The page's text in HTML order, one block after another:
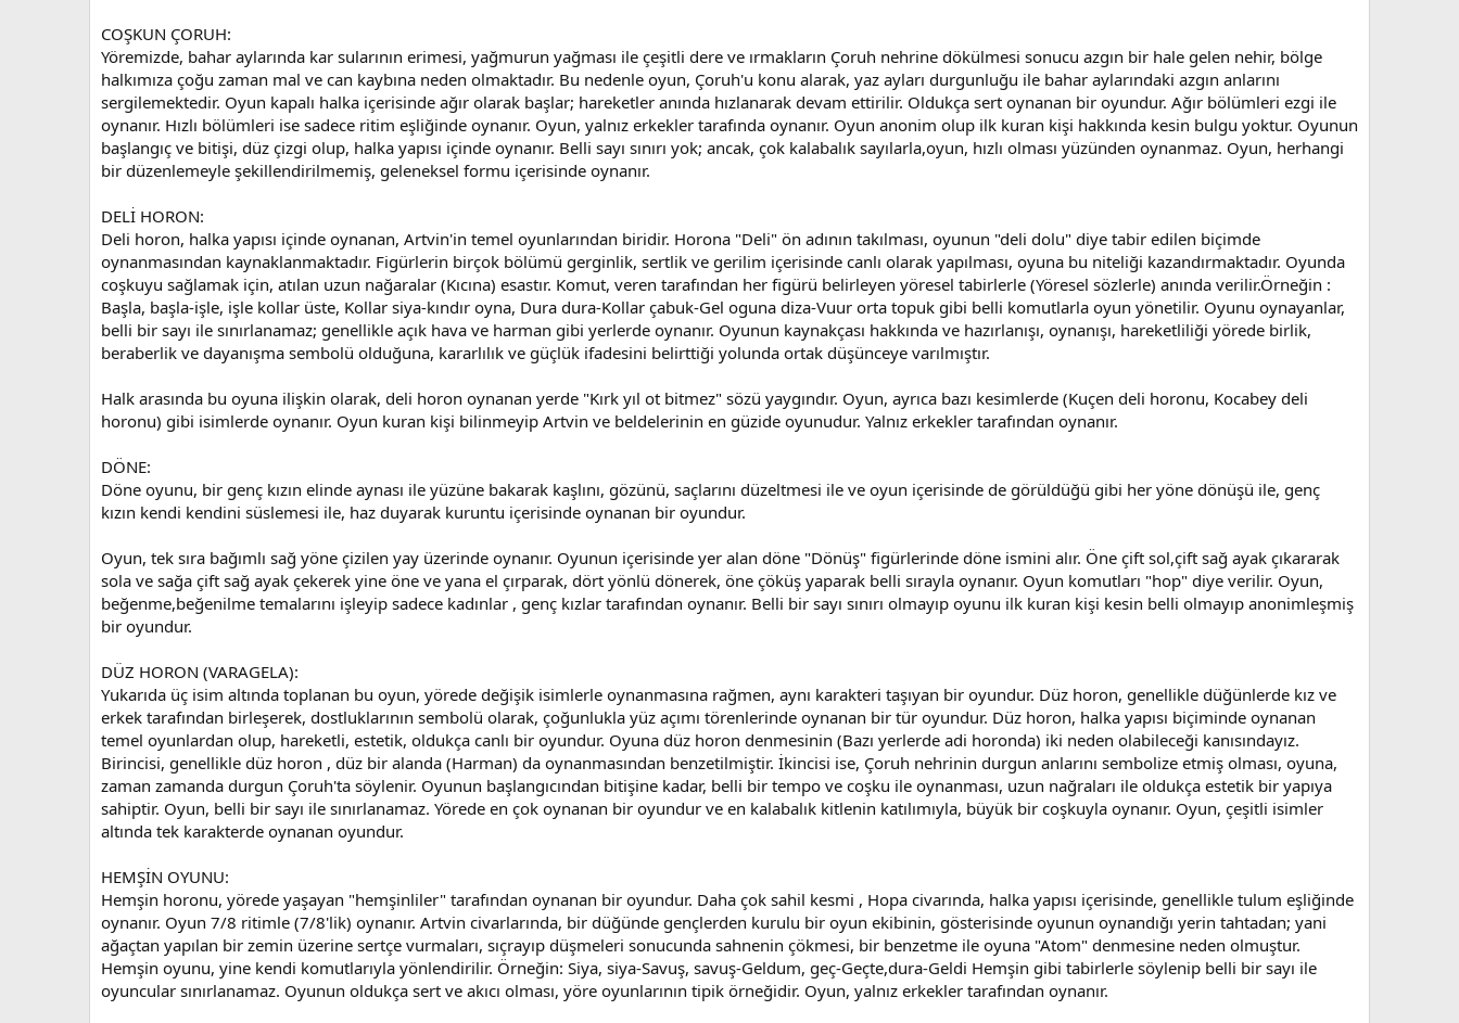
COŞKUN ÇORUH:
Yöremizde, bahar aylarında kar sularının erimesi, yağmurun yağması ile çeşitli dere ve ırmakların Çoruh nehrine dökülmesi sonucu azgın bir hale gelen nehir, bölge
halkımıza çoğu zaman mal ve can kaybına neden olmaktadır. Bu nedenle oyun, Çoruh'u konu alarak, yaz ayları durgunluğu ile bahar aylarındaki azgın anlarını
sergilemektedir. Oyun kapalı halka içerisinde ağır olarak başlar; hareketler anında hızlanarak devam ettirilir. Oldukça sert oynanan bir oyundur. Ağır bölümleri ezgi ile
oynanır. Hızlı bölümleri ise sadece ritim eşliğinde oynanır. Oyun, yalnız erkekler tarafında oynanır. Oyun anonim olup ilk kuran kişi hakkında kesin bulgu yoktur. Oyunun
başlangıç ve bitişi, düz çizgi olup, halka yapısı içinde oynanır. Belli sayı sınırı yok; ancak, çok kalabalık sayılarla,oyun, hızlı olması yüzünden oynanmaz. Oyun, herhangi
bir düzenlemeyle şekillendirilmemiş, geleneksel formu içerisinde oynanır.
DELİ HORON:
Deli horon, halka yapısı içinde oynanan, Artvin'in temel oyunlarından biridir. Horona "Deli" ön adının takılması, oyunun "deli dolu" diye tabir edilen biçimde
oynanmasından kaynaklanmaktadır. Figürlerin birçok bölümü gerginlik, sertlik ve gerilim içerisinde canlı olarak yapılması, oyuna bu niteliği kazandırmaktadır. Oyunda
coşkuyu sağlamak için, atılan uzun nağaralar (Kıcına) esastır. Komut, veren tarafından her figürü belirleyen yöresel tabirlerle (Yöresel sözlerle) anında verilir.Örneğin :
Başla, başla-işle, işle kollar üste, Kollar siya-kındır oyna, Dura dura-Kollar çabuk-Gel oguna diza-Vuur orta topuk gibi belli komutlarla oyun yönetilir. Oyunu oynayanlar,
belli bir sayı ile sınırlanamaz; genellikle açık hava ve harman gibi yerlerde oynanır. Oyunun kaynakçası hakkında ve hazırlanışı, oynanışı, hareketliliği yörede birlik,
beraberlik ve dayanışma sembolü olduğuna, kararlılık ve güçlük ifadesini belirttiği yolunda ortak düşünceye varılmıştır.
Halk arasında bu oyuna ilişkin olarak, deli horon oynanan yerde "Kırk yıl ot bitmez" sözü yaygındır. Oyun, ayrıca bazı kesimlerde (Kuçen deli horonu, Kocabey deli
horonu) gibi isimlerde oynanır. Oyun kuran kişi bilinmeyip Artvin ve beldelerinin en güzide oyunudur. Yalnız erkekler tarafından oynanır.
DÖNE:
Döne oyunu, bir genç kızın elinde aynası ile yüzüne bakarak kaşlını, gözünü, saçlarını düzeltmesi ile ve oyun içerisinde de görüldüğü gibi her yöne dönüşü ile, genç
kızın kendi kendini süslemesi ile, haz duyarak kuruntu içerisinde oynanan bir oyundur.
Oyun, tek sıra bağımlı sağ yöne çizilen yay üzerinde oynanır. Oyunun içerisinde yer alan döne "Dönüş" figürlerinde döne ismini alır. Öne çift sol,çift sağ ayak çıkararak
sola ve sağa çift sağ ayak çekerek yine öne ve yana el çırparak, dört yönlü dönerek, öne çöküş yaparak belli sırayla oynanır. Oyun komutları "hop" diye verilir. Oyun,
beğenme,beğenilme temalarını işleyip sadece kadınlar , genç kızlar tarafından oynanır. Belli bir sayı sınırı olmayıp oyunu ilk kuran kişi kesin belli olmayıp anonimleşmiş
bir oyundur.
DÜZ HORON (VARAGELA):
Yukarıda üç isim altında toplanan bu oyun, yörede değişik isimlerle oynanmasına rağmen, aynı karakteri taşıyan bir oyundur. Düz horon, genellikle düğünlerde kız ve
erkek tarafından birleşerek, dostluklarının sembolü olarak, çoğunlukla yüz açımı törenlerinde oynanan bir tür oyundur. Düz horon, halka yapısı biçiminde oynanan
temel oyunlardan olup, hareketli, estetik, oldukça canlı bir oyundur. Oyuna düz horon denmesinin (Bazı yerlerde adi horonda) iki neden olabileceği kanısındayız.
Birincisi, genellikle düz horon , düz bir alanda (Harman) da oynanmasından benzetilmiştir. İkincisi ise, Çoruh nehrinin durgun anlarını sembolize etmiş olması, oyuna,
zaman zamanda durgun Çoruh'ta söylenir. Oyunun başlangıcından bitişine kadar, belli bir tempo ve coşku ile oynanması, uzun nağraları ile oldukça estetik bir yapıya
sahiptir. Oyun, belli bir sayı ile sınırlanamaz. Yörede en çok oynanan bir oyundur ve en kalabalık kitlenin katılımıyla, büyük bir coşkuyla oynanır. Oyun, çeşitli isimler
altında tek karakterde oynanan oyundur.
HEMŞİN OYUNU:
Hemşin horonu, yörede yaşayan "hemşinliler" tarafından oynanan bir oyundur. Daha çok sahil kesmi , Hopa civarında, halka yapısı içerisinde, genellikle tulum eşliğinde
oynanır. Oyun 7/8 ritimle (7/8'lik) oynanır. Artvin civarlarında, bir düğünde gençlerden kurulu bir oyun ekibinin, gösterisinde oyunun oynandığı yerin tahtadan; yani
ağaçtan yapılan bir zemin üzerine sertçe vurmaları, sıçrayıp düşmeleri sonucunda sahnenin çökmesi, bir benzetme ile oyuna "Atom" denmesine neden olmuştur.
Hemşin oyunu, yine kendi komutlarıyla yönlendirilir. Örneğin: Siya, siya-Savuş, savuş-Geldum, geç-Geçte,dura-Geldi Hemşin gibi tabirlerle söylenip belli bir sayı ile
oyuncular sınırlanamaz. Oyunun oldukça sert ve akıcı olması, yöre oyunlarının tipik örneğidir. Oyun, yalnız erkekler tarafından oynanır.